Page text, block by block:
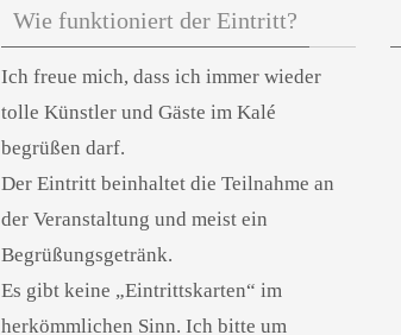
Wie funktioniert der Eintritt?
Ich freue mich, dass ich immer wieder
tolle Künstler und Gäste im Kalé
begrüßen darf.
Der Eintritt beinhaltet die Teilnahme an
der Veranstaltung und meist ein
Begrüßungsgetränk.
Es gibt keine „Eintrittskarten“ im
herkömmlichen Sinn. Ich bitte um